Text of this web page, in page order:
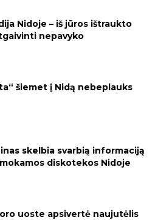
Nidoje – iš jūros ištraukto
nepavyko
šiemet į Nidą nebeplauks
skelbia svarbią informaciją
diskotekos Nidoje
uoste apsivertė naujutėlis